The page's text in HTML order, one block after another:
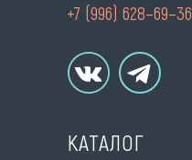
+7 (996) 628–69–36
КАТАЛОГ